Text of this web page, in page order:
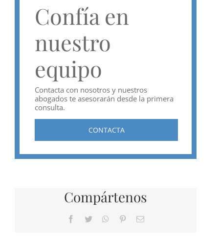
Confía en
nuestro
equipo
Contacta con nosotros y nuestros
abogados te asesorarán desde la primera
consulta.
CONTACTA
Compártenos
Facebook
Twitter WhatsApp
PinterestCorreo